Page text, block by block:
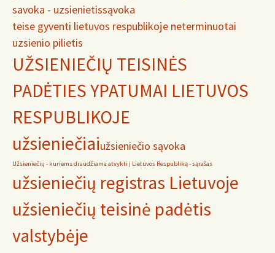
savoka - uzsienietissąvoka
teise gyventi lietuvos respublikoje neterminuotai
uzsienio pilietis
UŽSIENIEČIŲ TEISINĖS
PADĖTIES YPATUMAI LIETUVOS
RESPUBLIKOJE
užsieniečiaiužsieniečio sąvoka
Užsieniečių - kuriems draudžiama atvykti į Lietuvos Respubliką - sąrašas
užsieniečių registras Lietuvoje
užsieniečių teisinė padėtis
valstybėje